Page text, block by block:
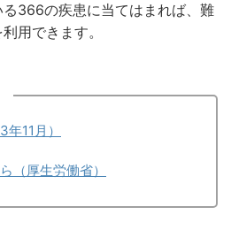
366の疾患に当てはまれば、難
用できます。
11月）
（厚生労働省）